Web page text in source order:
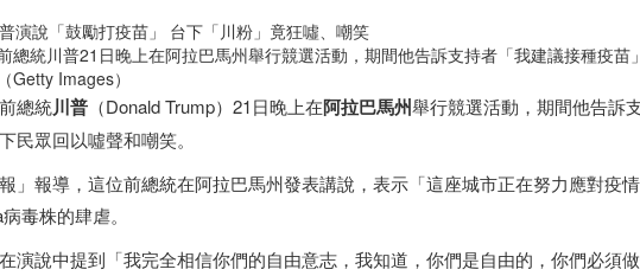
總統川普21日晚上在阿拉巴馬州舉行競選活動，期間他告訴支持者「我建議接種疫
Getty Images）
總統川普 （Donald Trump）21日晚上在阿拉巴馬州舉行競選活動，期間他告訴
民眾回以噓聲和嘲笑。
報」報導，這位前總統在阿拉巴馬州發表講說，表示「這座城市正在努力應對疫
毒株的肆虐。
演說中提到「我完全相信你們的自由意志，我知道，你們是自由的，你們必須